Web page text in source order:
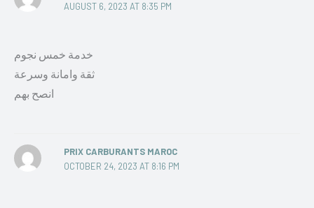
AUGUST 6, 2023 AT 8:35 PM
خدمة خمس نجوم
ثقة وامانة وسرعة
انصح بهم
PRIX CARBURANTS MAROC
OCTOBER 24, 2023 AT 8:16 PM